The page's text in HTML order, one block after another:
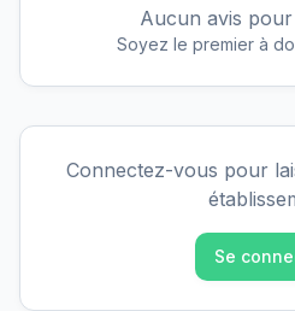
Aucun avis
Soyez le premier à
Connectez-vous pour
Se